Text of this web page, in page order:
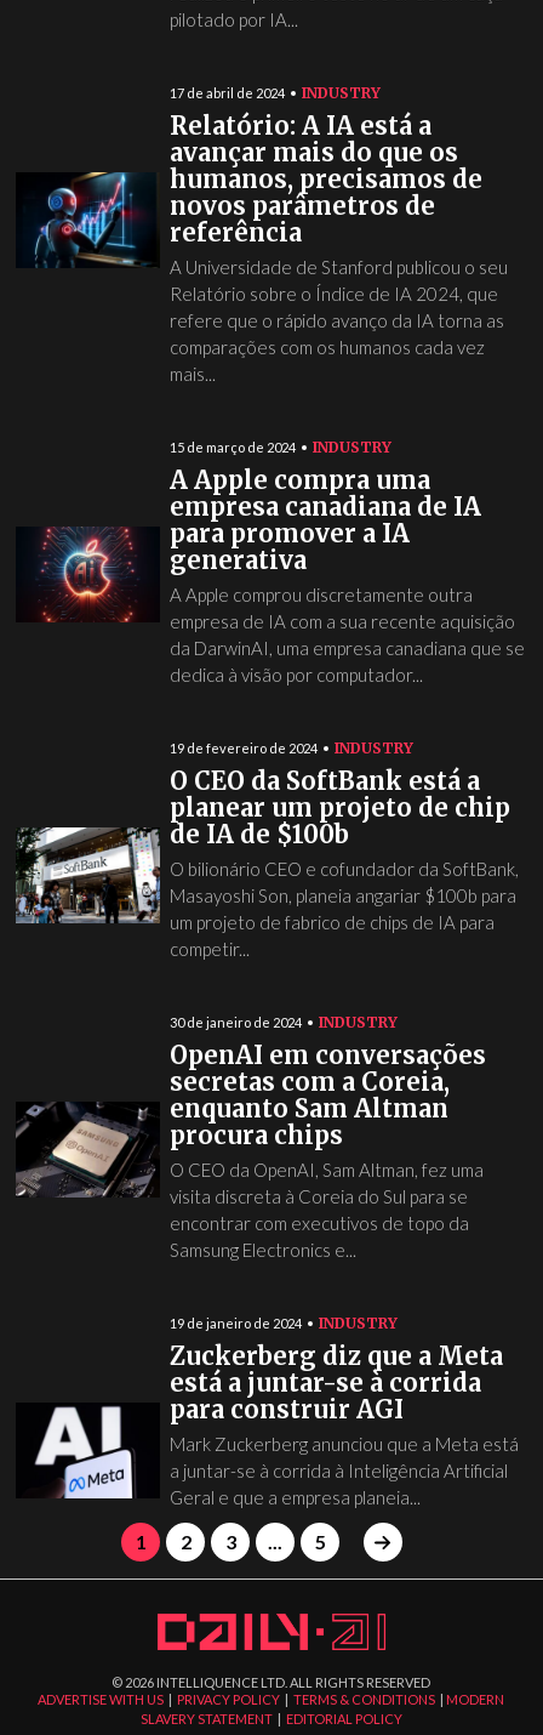
pilotado por IA...
17 de abril de 2024 INDUSTRY
Relatório: A IA está a
avançar mais do que os
humanos, precisamos de
novos parâmetros de
referência
A Universidade de Stanford publicou o seu
Relatório sobre o Índice de IA 2024, que
refere que o rápido avanço da IA torna as
comparações com os humanos cada vez
mais...
15 de março de 2024 INDUSTRY
A Apple compra uma
empresa canadiana de IA
para promover a IA
generativa
A Apple comprou discretamente outra
empresa de IA com a sua recente aquisição
da DarwinAI, uma empresa canadiana que se
dedica à visão por computador...
19 de fevereiro de 2024 INDUSTRY
O CEO da SoftBank está a
planear um projeto de chip
de IA de $100b
O bilionário CEO e cofundador da SoftBank,
Masayoshi Son, planeia angariar $100b para
um projeto de fabrico de chips de IA para
competir...
30 de janeiro de 2024 INDUSTRY
OpenAI em conversações
secretas com a Coreia,
enquanto Sam Altman
procura chips
O CEO da OpenAI, Sam Altman, fez uma
visita discreta à Coreia do Sul para se
encontrar com executivos de topo da
Samsung Electronics e...
19 de janeiro de 2024 INDUSTRY
Zuckerberg diz que a Meta
está a juntar-se à corrida
para construir AGI
Mark Zuckerberg anunciou que a Meta está
a juntar-se à corrida à Inteligência Artificial
Geral e que a empresa planeia...
1 2 3 ... 5
© 2026 INTELLIQUENCE LTD. ALL RIGHTS RESERVED
ADVERTISE WITH US | PRIVACY POLICY |TERMS & CONDITIONS | MODERN
SLAVERY STATEMENT| EDITORIAL POLICY